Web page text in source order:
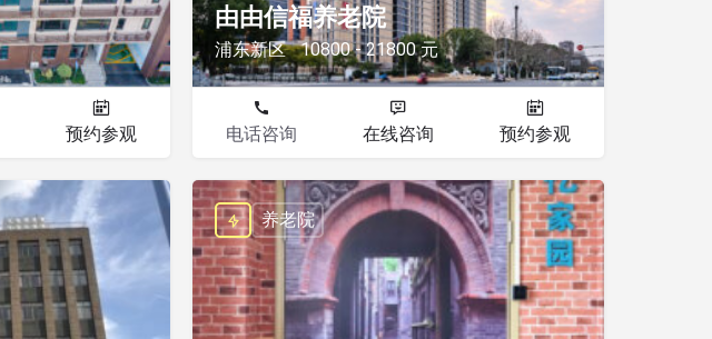
预约参观
由由信福养老院
浦东新区 10800 - 21800 元
电话咨询 在线咨询 预约参观
养老院